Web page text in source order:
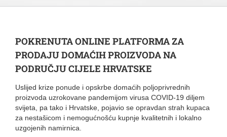
POKRENUTA ONLINE PLATFORMA ZA
PRODAJU DOMAĆIH PROIZVODA NA
PODRUČJU CIJELE HRVATSKE
Uslijed krize ponude i opskrbe domaćih poljoprivrednih
proizvoda uzrokovane pandemijom virusa COVID-19 diljem
svijeta, pa tako i Hrvatske, pojavio se opravdan strah kupaca
za nestašicom i nemogućnošću kupnje kvalitetnih i lokalno
uzgojenih namirnica.